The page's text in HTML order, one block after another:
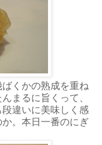
くかの熟成を重ね
まるに旨くって、
段違いに美味しく感
。本日一番のにぎ